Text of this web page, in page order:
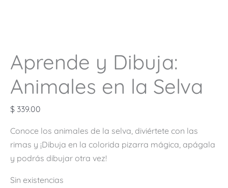
Aprende y Dibuja:
Animales en la Selva
$ 339.00
Conoce los animales de la selva, diviértete con las
rimas y ¡Dibuja en la colorida pizarra mágica, apágala
y podrás dibujar otra vez!
Sin existencias